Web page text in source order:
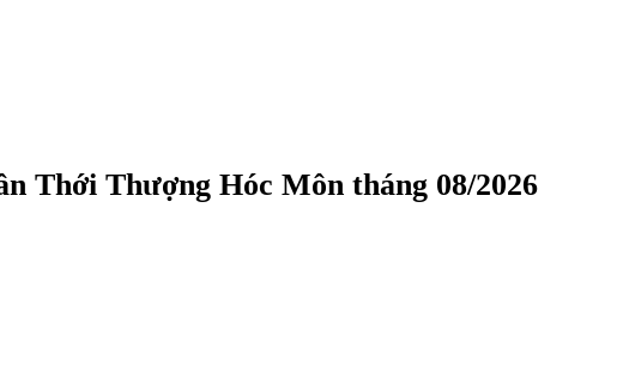
Thới Thượng Hóc Môn tháng 08/2026